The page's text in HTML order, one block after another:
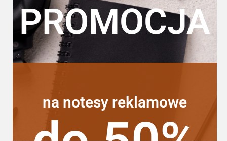
PROMOCJA
na notesy reklamowe